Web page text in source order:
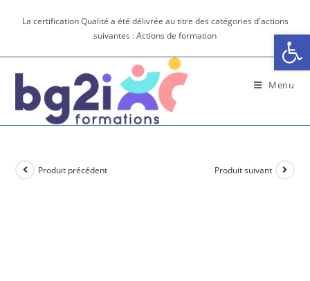
La certification Qualité a été délivrée au titre des catégories d'actions
suivantes : Actions de formation
Menu
Produit précédent Produit suivant